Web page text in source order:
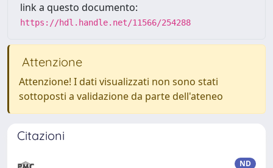
link a questo documento:
https://hdl.handle.net/11566/254288
Attenzione
Attenzione! I dati visualizzati non sono stati
sottoposti a validazione da parte dell'ateneo
Citazioni
ND